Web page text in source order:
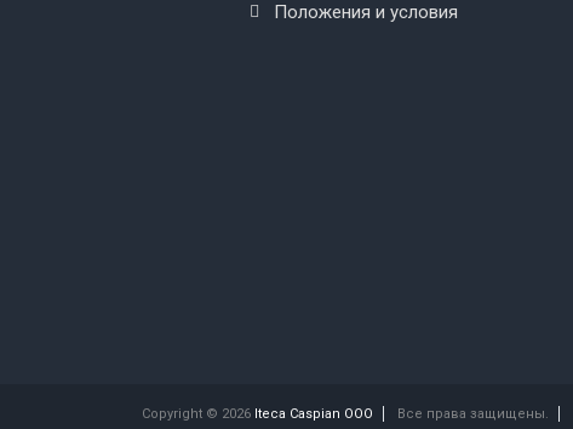
Положения и условия
Copyright © 2026 Iteca Caspian OOO Все права защищены.